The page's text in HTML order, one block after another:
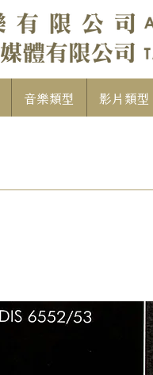
音樂類型 影片類型